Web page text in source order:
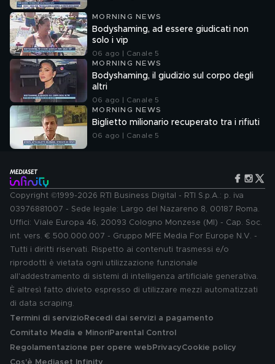
MORNING NEWS
Bodyshaming, ad essere giudicati non
solo i vip
06 ago | Canale 5
MORNING NEWS
Bodyshaming, il giudizio sul corpo degli
altri
06 ago | Canale 5
MORNING NEWS
Biglietto milionario recuperato tra i rifiuti
06 ago | Canale 5
Copyright ©1999-2026 RTI Business Digital - RTI S.p.A.: p. iva
03976881007 - Sede legale: Largo del Nazareno 8, 00187 Roma.
Uffici: Viale Europa 46, 20093 Cologno Monzese (MI) - Cap. Soc.
int. vers. € 500.000.007 - Gruppo MFE Media For Europe N.V. -
Tutti i diritti riservati. Rispetto ai contenuti trasmessi e/o
riprodotti è vietata ogni utilizzazione funzionale
all'addestramento di sistemi di intelligenza artificiale generativa.
È altresì fatto divieto espresso di utilizzare mezzi automatizzati
di data scraping.
Termini di servizio Recedi dai servizi a pagamento
Comitato Media e MinoriParental Control
Regolamentazione per opere web PrivacyCookie policy